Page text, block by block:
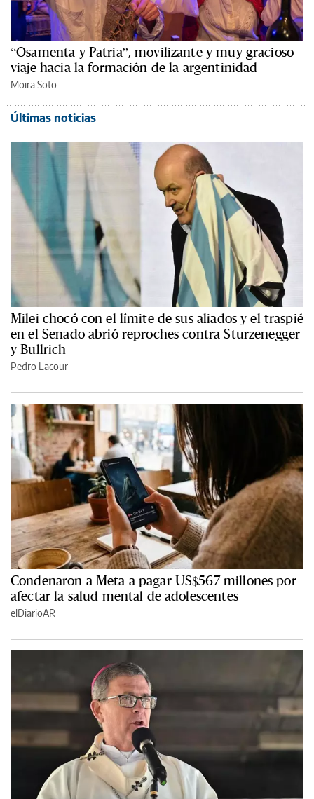
“Osamenta y Patria”, movilizante y muy gracioso
viaje hacia la formación de la argentinidad
Moira Soto
Últimas noticias
Milei chocó con el límite de sus aliados y el traspié
en el Senado abrió reproches contra Sturzenegger
y Bullrich
Pedro Lacour
Condenaron a Meta a pagar US$567 millones por
afectar la salud mental de adolescentes
elDiarioAR